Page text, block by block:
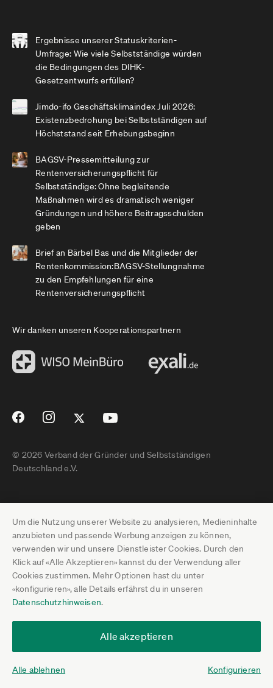
Um die Nutzung unserer Website zu analysieren, Medieninhalte
anzubieten und passende Werbung anzeigen zu können,
verwenden wir und unsere Dienstleister Cookies. Durch den
Klick auf «Alle Akzeptieren» kannst du der Verwendung aller
Cookies zustimmen. Mehr Optionen hast du unter
«konfigurieren», alle Details erfährst du in unseren
Datenschutzhinweisen.
Alle akzeptieren
Alle ablehnen Konfigurieren
Ergebnisse unserer Statuskriterien-
Umfrage: Wie viele Selbstständige würden
die Bedingungen des DIHK-
Gesetzentwurfs erfüllen?
Jimdo-ifo Geschäftsklimaindex Juli 2026:
Existenzbedrohung bei Selbstständigen auf
Höchststand seit Erhebungsbeginn
BAGSV-Pressemitteilung zur
Rentenversicherungspflicht für
Selbstständige: Ohne begleitende
Maßnahmen wird es dramatisch weniger
Gründungen und höhere Beitragsschulden
geben
Brief an Bärbel Bas und die Mitglieder der
Rentenkommission:BAGSV-Stellungnahme
zu den Empfehlungen für eine
Rentenversicherungspflicht
Wir danken unseren Kooperationspartnern
© 2026 Verband der Gründer und Selbstständigen
Deutschland e.V.
Impressum
Datenschutz
Pressebereich
Jobs